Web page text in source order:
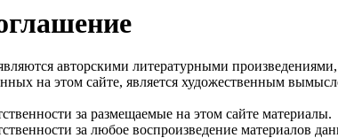
авторскими литературными
на этом сайте, является художественным
за размещаемые на этом сайте материалы.
за любое воспроизведение материалов